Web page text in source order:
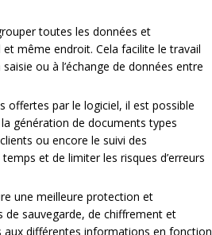
toutes les données et
même endroit. Cela facilite le travail
ou à l’échange de données entre
offertes par le logiciel, il est possible
génération de documents types
ou encore le suivi des
et de limiter les risques d’erreurs
une meilleure protection et
de sauvegarde, de chiffrement et
aux différentes informations en fonction